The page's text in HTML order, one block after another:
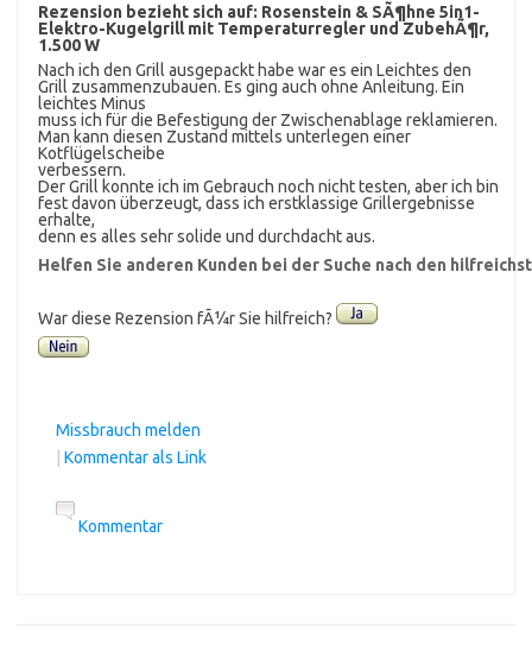
Rezension bezieht sich auf: Rosenstein & SÃ¶hne 5in1-
Elektro-Kugelgrill mit Temperaturregler und ZubehÃ¶r,
1.500 W
Nach ich den Grill ausgepackt habe war es ein Leichtes den
Grill zusammenzubauen. Es ging auch ohne Anleitung. Ein
leichtes Minus
muss ich für die Befestigung der Zwischenablage reklamieren.
Man kann diesen Zustand mittels unterlegen einer
Kotflügelscheibe
verbessern.
Der Grill konnte ich im Gebrauch noch nicht testen, aber ich bin
fest davon überzeugt, dass ich erstklassige Grillergebnisse
erhalte,
denn es alles sehr solide und durchdacht aus.
Helfen Sie anderen Kunden bei der Suche nach den
War diese Rezension fÃ¼r Sie hilfreich?
Missbrauch melden
Kommentar als Link
Kommentar